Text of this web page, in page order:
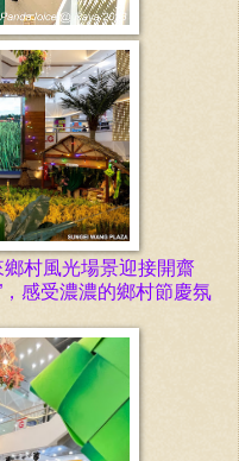
村風光場景迎接開齋
感受濃濃的鄉村節慶氛